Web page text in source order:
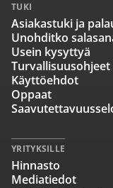
TUKI
Asiakastuki ja
Unohditko
Usein kysyttyä
Turvallisuusohjeet
Käyttöehdot
Oppaat
YRITYKSILLE
Hinnasto
Mediatiedot